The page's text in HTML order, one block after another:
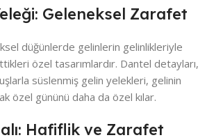
Geleneksel Zarafet
düğünlerde gelinlerin gelinlikleriyle
özel tasarımlardır. Dantel detayları,
süslenmiş gelin yelekleri, gelinin
özel gününü daha da özel kılar.
Hafiflik ve Zarafet